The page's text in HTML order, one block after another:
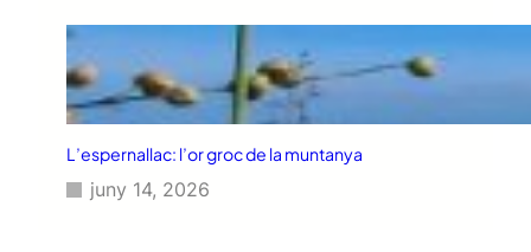
L’espernallac: l’or groc de la muntanya
juny 14, 2026